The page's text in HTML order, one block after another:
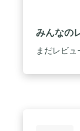
的な姿勢
ングボー
のよいメ
適に着用す
ウエスト
みんなの
まだレビ